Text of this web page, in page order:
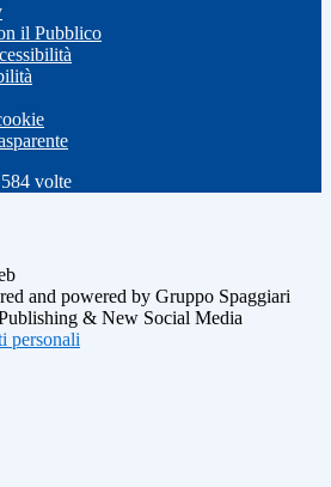
il Pubblico
584 volte
and powered by Gruppo Spaggiari
& New Social Media
personali